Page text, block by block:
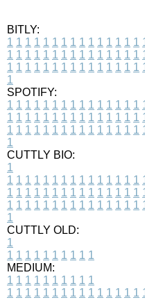
BITLY:
1 1 1 1 1 1 1 1 1 1 1 1 1 1 1
1 1 1 1 1 1 1 1 1 1 1 1 1 1 1
1 1 1 1 1 1 1 1 1 1 1 1 1 1 1
1
SPOTIFY:
1 1 1 1 1 1 1 1 1 1 1 1 1 1 1
1 1 1 1 1 1 1 1 1 1 1 1 1 1 1
1 1 1 1 1 1 1 1 1 1 1 1 1 1 1
1
CUTTLY BIO:
1
1 1 1 1 1 1 1 1 1 1 1 1 1 1 1
1 1 1 1 1 1 1 1 1 1 1 1 1 1 1
1 1 1 1 1 1 1 1 1 1 1 1 1 1 1
1
CUTTLY OLD:
1
1 1 1 1 1 1 1 1 1 1
MEDIUM:
1 1 1 1 1 1 1 1 1 1
1 1 1 1 1 1 1 1 1 1 1 1 1 1 1